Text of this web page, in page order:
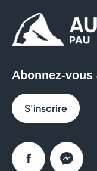
Abonnez-
S'inscrire
Facebook